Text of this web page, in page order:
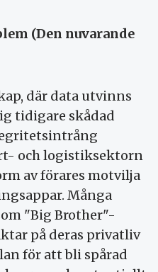
(Den nuvarande
där data utvinns
tidigare skådad
och logistiksektorn
av förares motvilja
Många
"Big Brother"-
på deras privatliv
för att bli spårad